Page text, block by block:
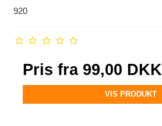
920
Pris fra 99,00 DKK
VIS PRODUKT